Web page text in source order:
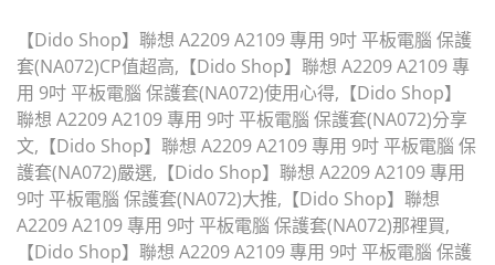
【Dido Shop】聯想 A2209 A2109 專用 9吋 平板電腦 保護
套(NA072)CP值超高,【Dido Shop】聯想 A2209 A2109 專
用 9吋 平板電腦 保護套(NA072)使用心得,【Dido Shop】
聯想 A2209 A2109 專用 9吋 平板電腦 保護套(NA072)分享
文,【Dido Shop】聯想 A2209 A2109 專用 9吋 平板電腦 保
護套(NA072)嚴選,【Dido Shop】聯想 A2209 A2109 專用
9吋 平板電腦 保護套(NA072)大推,【Dido Shop】聯想
A2209 A2109 專用 9吋 平板電腦 保護套(NA072)那裡買,
【Dido Shop】聯想 A2209 A2109 專用 9吋 平板電腦 保護